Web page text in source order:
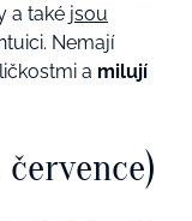
a také jsou
Nemají
a milují